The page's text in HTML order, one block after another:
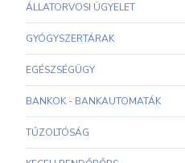
ÁLLATORVOSI ÜGYELET
GYÓGYSZERTÁRAK
EGÉSZSÉGÜGY
BANKOK - BANKAUTOMATÁK
TŰZOLTÓSÁG